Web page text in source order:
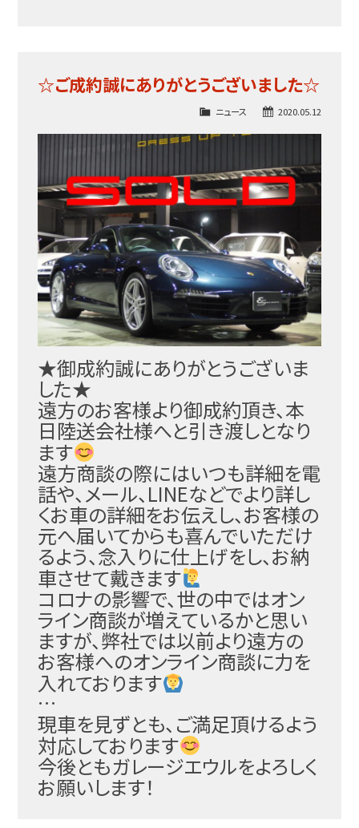
☆ご成約誠にありがとうございました☆
2020.05.12
ニュース
★御成約誠にありがとうございま
した★
遠方のお客様より御成約頂き、本
日陸送会社様へと引き渡しとなり
ます
遠方商談の際にはいつも詳細を電
話や、メール、LINEなどでより詳し
くお車の詳細をお伝えし、お客様の
元へ届いてからも喜んでいただけ
るよう、念入りに仕上げをし、お納
車させて戴きます
コロナの影響で、世の中ではオン
ライン商談が増えているかと思い
ますが、弊社では以前より遠方の
お客様へのオンライン商談に力を
入れております
…
現車を見ずとも、ご満足頂けるよう
対応しております
今後ともガレージエウルをよろしく
お願いします！